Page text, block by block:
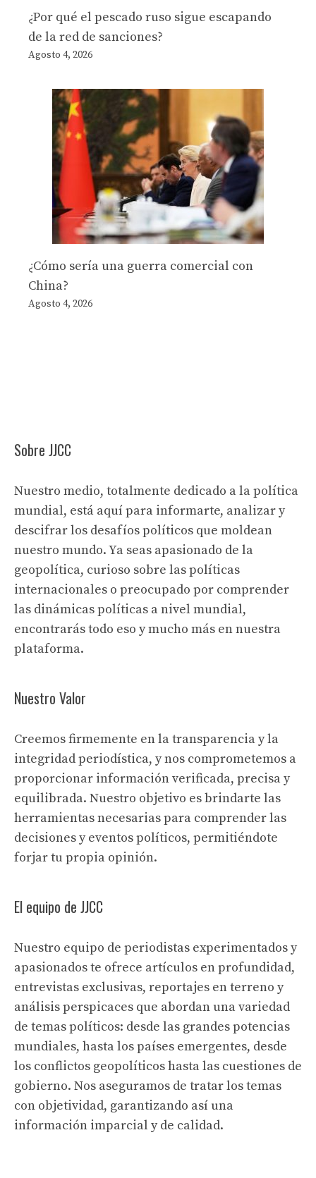
¿Por qué el pescado ruso sigue escapando
de la red de sanciones?
Agosto 4, 2026
¿Cómo sería una guerra comercial con
China?
Agosto 4, 2026
Sobre JJCC
Nuestro medio, totalmente dedicado a la política
mundial, está aquí para informarte, analizar y
descifrar los desafíos políticos que moldean
nuestro mundo. Ya seas apasionado de la
geopolítica, curioso sobre las políticas
internacionales o preocupado por comprender
las dinámicas políticas a nivel mundial,
encontrarás todo eso y mucho más en nuestra
plataforma.
Nuestro Valor
Creemos firmemente en la transparencia y la
integridad periodística, y nos comprometemos a
proporcionar información verificada, precisa y
equilibrada. Nuestro objetivo es brindarte las
herramientas necesarias para comprender las
decisiones y eventos políticos, permitiéndote
forjar tu propia opinión.
El equipo de JJCC
Nuestro equipo de periodistas experimentados y
apasionados te ofrece artículos en profundidad,
entrevistas exclusivas, reportajes en terreno y
análisis perspicaces que abordan una variedad
de temas políticos: desde las grandes potencias
mundiales, hasta los países emergentes, desde
los conflictos geopolíticos hasta las cuestiones de
gobierno. Nos aseguramos de tratar los temas
con objetividad, garantizando así una
información imparcial y de calidad.